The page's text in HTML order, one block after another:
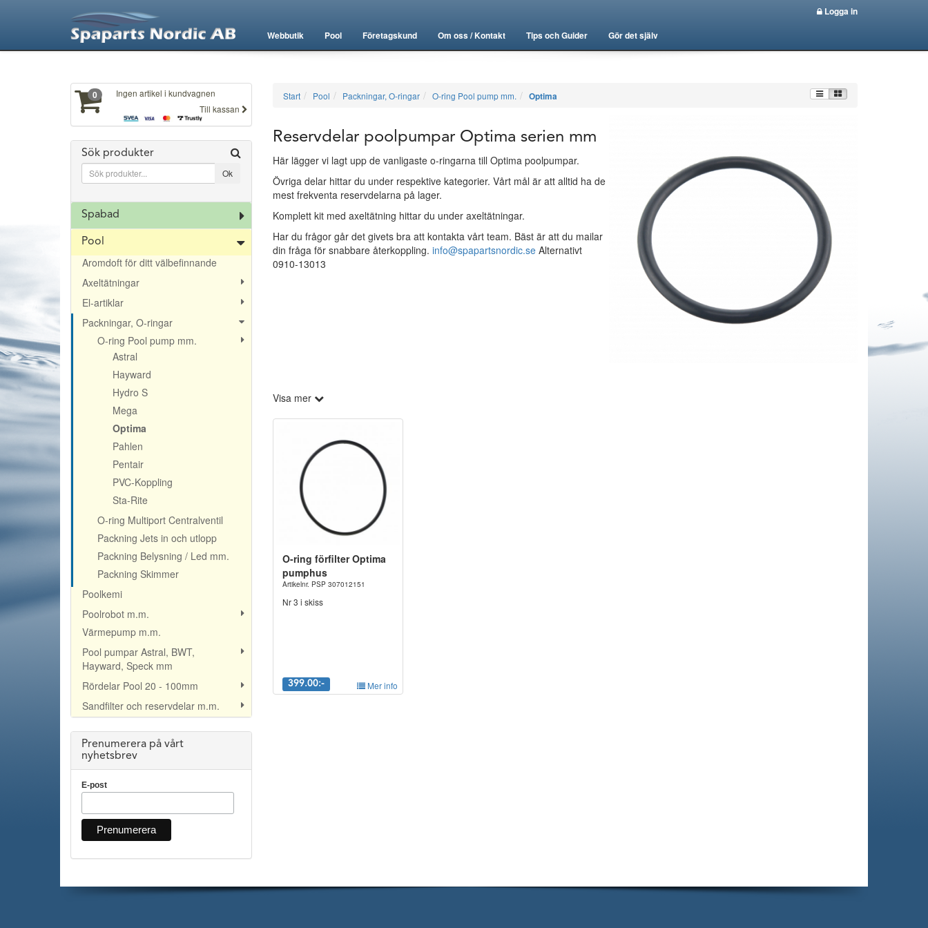
Webbutik Pool Företagskund Om oss / Kontakt Tips och Guider Gör det själv
Logga in
0
Ingen artikel i kundvagnen
Till kassan
Sök produkter
Spabad
Pool
Aromdoft för ditt välbefinnande
Axeltätningar
El-artiklar
Packningar, O-ringar
O-ring Pool pump mm.
Astral
Hayward
Hydro S
Mega
Optima
Pahlen
Pentair
PVC-Koppling
Sta-Rite
O-ring Multiport Centralventil
Packning Jets in och utlopp
Packning Belysning / Led mm.
Packning Skimmer
Poolkemi
Poolrobot m.m.
Värmepump m.m.
Pool pumpar Astral, BWT,
Hayward, Speck mm
Rördelar Pool 20 - 100mm
Sandfilter och reservdelar m.m.
Prenumerera på vårt
nyhetsbrev
E-post
Start Pool Packningar, O-ringar O-ring Pool pump mm. Optima
Reservdelar poolpumpar Optima serien mm
Här lägger vi lagt upp de vanligaste o-ringarna till Optima poolpumpar.
Övriga delar hittar du under respektive kategorier. Vårt mål är att alltid ha de
mest frekventa reservdelarna på lager.
Komplett kit med axeltätning hittar du under axeltätningar.
Har du frågor går det givets bra att kontakta vårt team. Bäst är att du mailar
din fråga för snabbare återkoppling. info@spapartsnordic.seAlternativt
0910-13013
Visa mer
O-ring förfilter Optima
pumphus
Artikelnr. PSP 307012151
Nr 3 i skiss
399.00:- Mer info